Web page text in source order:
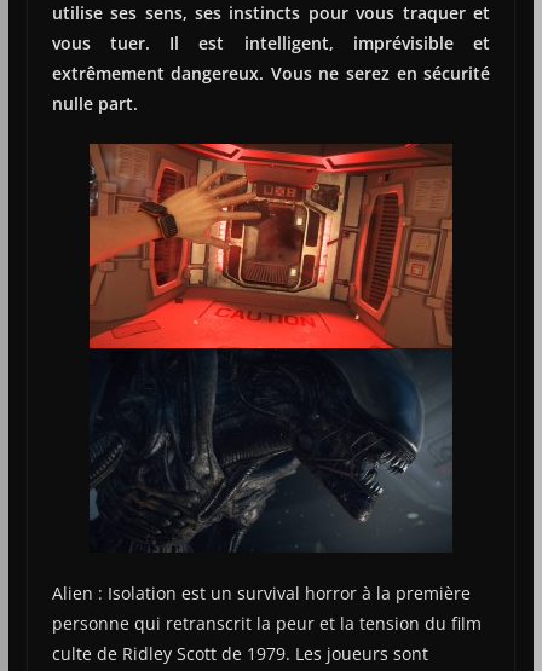
utilise ses sens, ses instincts pour vous traquer et
vous tuer. Il est intelligent, imprévisible et
extrêmement dangereux. Vous ne serez en sécurité
nulle part.
Alien : Isolation est un survival horror à la première
personne qui retranscrit la peur et la tension du film
culte de Ridley Scott de 1979. Les joueurs sont